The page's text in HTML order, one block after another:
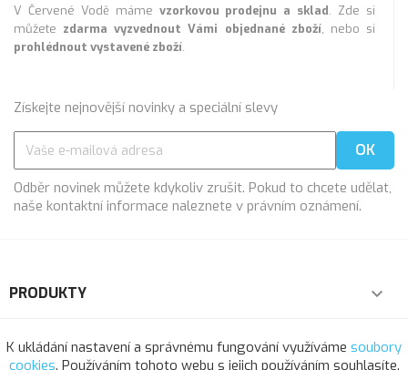
V Červené Vodě máme vzorkovou prodejnu a sklad. Zde si
můžete zdarma vyzvednout Vámi objednané zboží, nebo si
prohlédnout vystavené zboží.
Získejte nejnovější novinky a speciální slevy
Odběr novinek můžete kdykoliv zrušit. Pokud to chcete udělat,
naše kontaktní informace naleznete v právním oznámení.
PRODUKTY 
NAŠE SPOLEČNOST 
K ukládání nastavení a správnému fungování využíváme soubory
cookies. Používáním tohoto webu s jejich používáním souhlasíte.